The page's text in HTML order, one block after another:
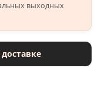
выходных